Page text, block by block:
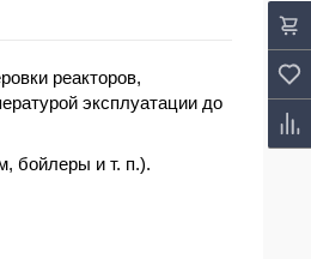
реакторов,
эксплуатации до
бойлеры и т. п.).